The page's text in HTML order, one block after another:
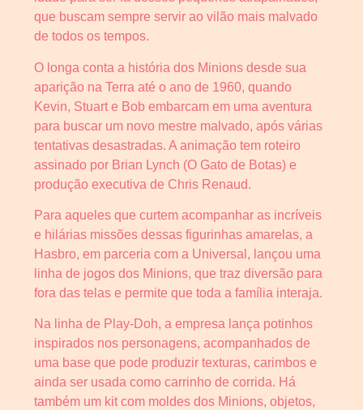
que buscam sempre servir ao vilão mais malvado
de todos os tempos.
O longa conta a história dos Minions desde sua
aparição na Terra até o ano de 1960, quando
Kevin, Stuart e Bob embarcam em uma aventura
para buscar um novo mestre malvado, após várias
tentativas desastradas. A animação tem roteiro
assinado por Brian Lynch (O Gato de Botas) e
produção executiva de Chris Renaud.
Para aqueles que curtem acompanhar as incríveis
e hilárias missões dessas figurinhas amarelas, a
Hasbro, em parceria com a Universal, lançou uma
linha de jogos dos Minions, que traz diversão para
fora das telas e permite que toda a família interaja.
Na linha de Play-Doh, a empresa lança potinhos
inspirados nos personagens, acompanhados de
uma base que pode produzir texturas, carimbos e
ainda ser usada como carrinho de corrida. Há
também um kit com moldes dos Minions, objetos,